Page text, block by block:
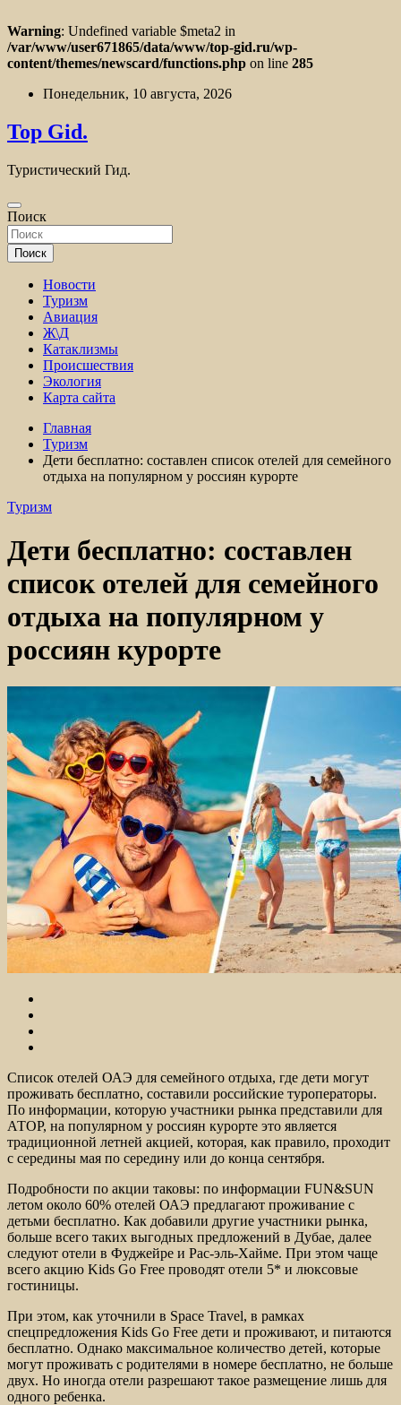
Warning: Undefined variable $meta2 in
/var/www/user671865/data/www/top-gid.ru/wp-
content/themes/newscard/functions.php on line 285
Перейти
содержимому
Понедельник, 10 августа, 2026
Top Gid.
Туристический Гид.
Поиск
Поиск
Новости
Туризм
Авиация
Ж\Д
Катаклизмы
Происшествия
Экология
Карта сайта
Главная
Туризм
Дети бесплатно: составлен список отелей для семейного
отдыха на популярном у россиян курорте
Туризм
Дети бесплатно: составлен
список отелей для семейного
отдыха на популярном у
россиян курорте
Список отелей ОАЭ для семейного отдыха, где дети могут
проживать бесплатно, составили российские туроператоры.
По информации, которую участники рынка представили для
АТОР, на популярном у россиян курорте это является
традиционной летней акцией, которая, как правило, проходит
с середины мая по середину или до конца сентября.
Подробности по акции таковы: по информации FUN&SUN
летом около 60% отелей ОАЭ предлагают проживание с
детьми бесплатно. Как добавили другие участники рынка,
больше всего таких выгодных предложений в Дубае, далее
следуют отели в Фуджейре и Рас-эль-Хайме. При этом чаще
всего акцию Kids Go Free проводят отели 5* и люксовые
гостиницы.
При этом, как уточнили в Space Travel, в рамках
спецпредложения Kids Go Free дети и проживают, и питаются
бесплатно. Однако максимальное количество детей, которые
могут проживать с родителями в номере бесплатно, не больше
двух. Но иногда отели разрешают такое размещение лишь для
одного ребенка.